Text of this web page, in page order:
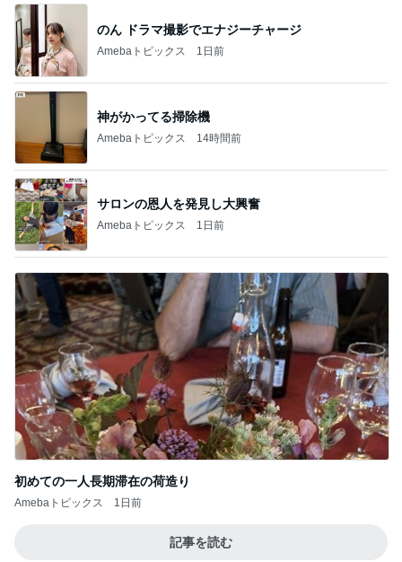
のん ドラマ撮影でエナジーチャージ
Amebaトピックス 1日前
神がかってる掃除機
Amebaトピックス 14時間前
サロンの恩人を発見し大興奮
Amebaトピックス 1日前
初めての一人長期滞在の荷造り
Amebaトピックス 1日前
記事を読む